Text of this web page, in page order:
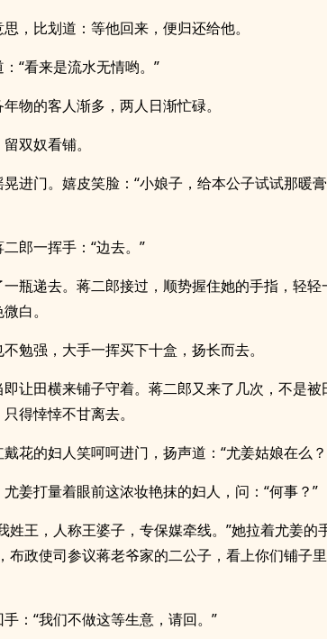
，比划道：等他回来，便归还给他。
“看来是流水无情哟。”
物的客人渐多，两人日渐忙碌。
双奴看铺。
进门。嬉皮笑脸：“小娘子，给本公子试试那暖
郎一挥手：“边去。”
瓶递去。蒋二郎接过，顺势握住她的手指，轻轻
白。
勉强，大手一挥买下十盒，扬长而去。
让田横来铺子守着。蒋二郎又来了几次，不是被
得悻悻不甘离去。
花的妇人笑呵呵进门，扬声道：“尤姜姑娘在么
姜打量着眼前这浓妆艳抹的妇人，问：“何事？”
姓王，人称王婆子，专保媒牵线。”她拉着尤姜的
布政使司参议蒋老爷家的二公子，看上你们铺子
：“我们不做这等生意，请回。”